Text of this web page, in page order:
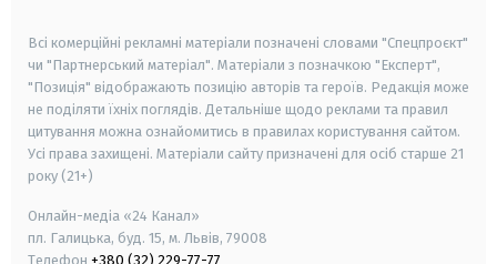
Всі комерційні рекламні матеріали позначені словами "Спецпроєкт"
чи "Партнерський матеріал". Матеріали з позначкою "Експерт",
"Позиція" відображають позицію авторів та героїв. Редакція може
не поділяти їхніх поглядів. Детальніше щодо реклами та правил
цитування можна ознайомитись в правилах користування сайтом.
Усі права захищені. Матеріали сайту призначені для осіб старше 21
року (21+)
Онлайн-медіа «24 Канал»
пл. Галицька, буд. 15, м. Львів, 79008
Телефон +380 (32) 229-77-77